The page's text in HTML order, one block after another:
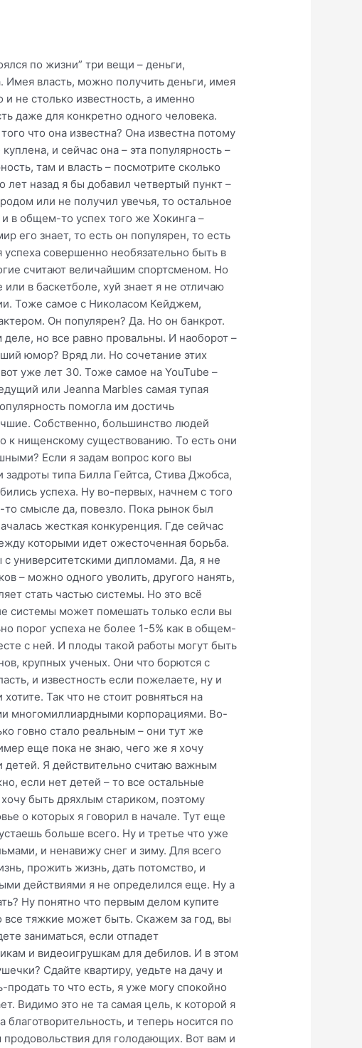
которую пойти учиться по нескольким причинам. Во-первых, я ж не знаю чего вы хотите, я например ненавижу математику, и никогда не пойду на работу где нужно целыми днями писать формулы в Excel. Во-вторых, мы делаем слишком длительный прогноз на будущее. Время ускоряется, я уже говорил об этом, а здесь вы хотите значит сделать прогноз на 5-6 лет вперед пока вы закончите праститут, и еще года 2-3 пока вы отработаете по полученной специальности чтобы хоть что-то из себя в ней представлять. Итого мы делаем прогноз почти на 10 лет вперед – это самоубийство. Поэтому сядьте и подумайте что же вы хотите делать. Потом залезьте на сайт иммиграционной службы какой-нибудь страны типа Австралии. Там из года в год публикуется какая рабочая сила и с какими специальностями нужна. Если одни и те же специальности публикуются из года в год – то значит на них стабильно высокий спрос. Впрочем, это не гарантирует что через пять лет когда вы доучитесь – спрос уже не будет удовлетворен. Дальше идете в ВУЗ. По большому счету, любой какой сможете осилить. Я очень скептически отношусь к качеству преподавания в вузах по той простой причине, что учат у нас люди которые сами ничего не добились – у них нет ни денег, ни популярности, ни власти. Ну чему может научить человек, который сам ничего не достиг в той специальности которую он преподает? Да наверное можно получить какую-то базу знаний для научной работы, но кому она нахуй нужна теоретика вся эта. Поэтому поступив в ВУЗ, сразу начинайте подыскивать себе работку. Многие серьезные организации охотно берут себе студентов, как правило бесплатно или на минималку. Не выебывайтесь, идите. Понятное дело что вас там заставят грести говно которое никто не хочет делать, но с другой стороны, ответственное что-то поручить зассат, так что вы не ссыти. Если вы со второго курса начнете работать, к концу института уже во-первых, обзаведетесь стажем, во-вторых примелькаетесь, в третьих, заведете хоть какие-то знакомства. И вполне можете сразу после ВУЗа пойти в эту контору работать. Это даст вам конкурентное преимущество перед теми кто все 5 лет хуи пинал да в дотку ебал. Они после института придут грести говно за копейки, причем вы и станете их начальником. Так что решите для себя – что вам важнее, угар “студенческой жизни” или обеспеченная старость. Да, вы становитесь винтиком системы. Ну и хуй? Да, вас по сути покупают для выполнения чужой мечты. И что? Если на свою мечту у вас ни амбиций, ни мозгов не хватает? Ну покупают и чо? уж поверьте, меня не раз увольняли, и я по нескольку месяцев не мог найти работу – гораздо хуже когда НЕ покупают. И если уж хотите что-то свое – то не ведитесь на идиотские советы уволиться бросить все и отдаться любимому делу. Успе